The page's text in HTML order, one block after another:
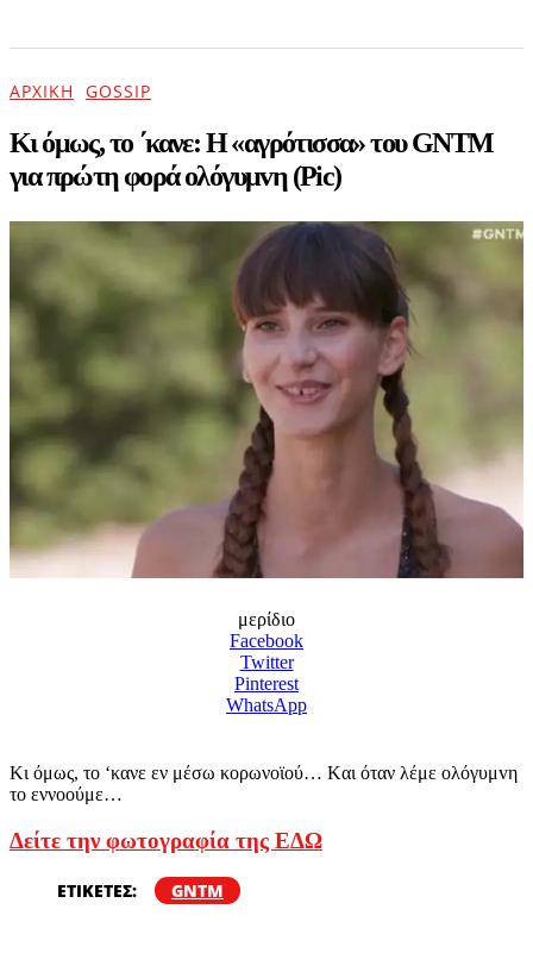
ΑΡΧΙΚΉ GOSSIP
Kι όμως, το ΄κανε: Η «αγρότισσα» του GNTM
για πρώτη φορά ολόγυμvη (Pic)
μερίδιο
Facebook
Twitter
Pinterest
WhatsApp
Κι όμως, το ‘κανε εν μέσω κορωνοϊού… Kαι όταν λέμε ολόγυμvη
το εννοούμε…
Δείτε την φωτογραφία της ΕΔΩ
ΕΤΙΚΕΤΕΣ: GNTM